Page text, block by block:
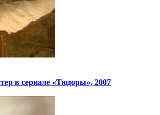
в сериале «Тюдоры», 2007